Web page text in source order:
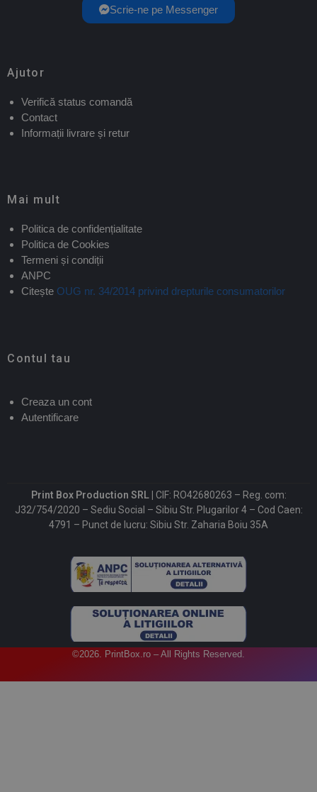
Scrie-ne pe Messenger
Ajutor
Verifică status comandă
Contact
Informații livrare și retur
Mai mult
Politica de confidențialitate
Politica de Cookies
Termeni și condiții
ANPC
Citește OUG nr. 34/2014 privind drepturile consumatorilor
Contul tau
Creaza un cont
Autentificare
Print Box Production SRL | CIF: RO42680263 – Reg. com:
J32/754/2020 – Sediu Social – Sibiu Str. Plugarilor 4 – Cod Caen:
4791 – Punct de lucru: Sibiu Str. Zaharia Boiu 35A
©2026. PrintBox.ro – All Rights Reserved.